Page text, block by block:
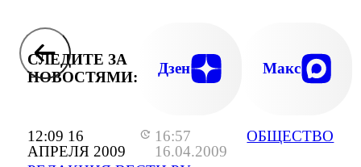
12:09 16
АПРЕЛЯ 2009
16:57
16.04.2009
ОБЩЕСТВО
СЛЕДИТЕ ЗА
НОВОСТЯМИ:
Дзен Макс